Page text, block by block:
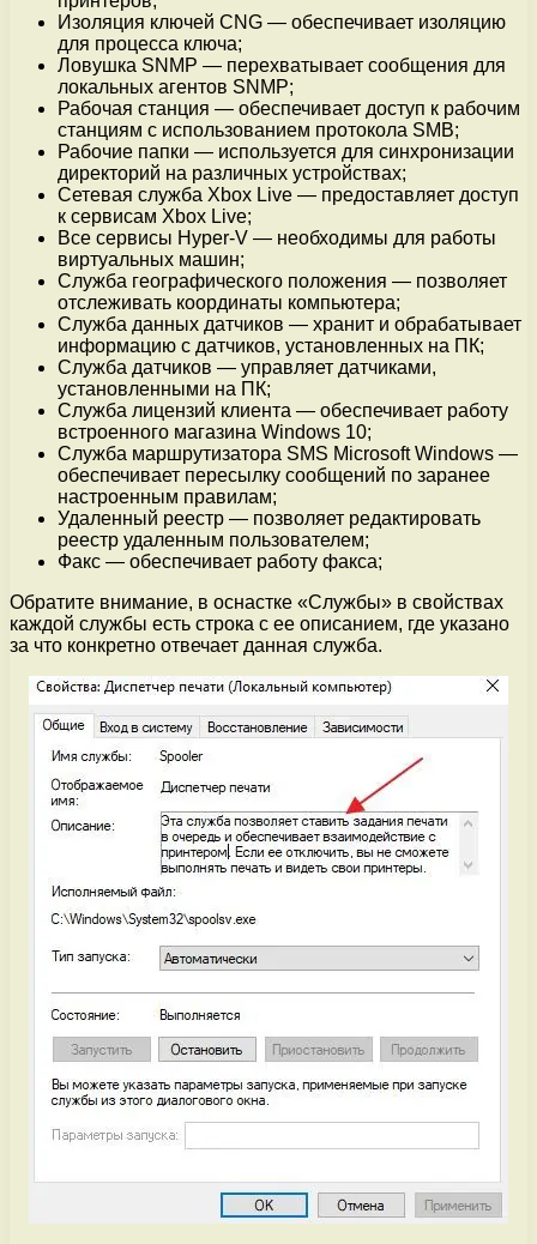
Изоляция ключей CNG — обеспечивает изоляцию
для процесса ключа;
Ловушка SNMP — перехватывает сообщения для
локальных агентов SNMP;
Рабочая станция — обеспечивает доступ к рабочим
станциям с использованием протокола SMB;
Рабочие папки — используется для синхронизации
директорий на различных устройствах;
Сетевая служба Xbox Live — предоставляет доступ
к сервисам Xbox Live;
Все сервисы Hyper-V — необходимы для работы
виртуальных машин;
Служба географического положения — позволяет
отслеживать координаты компьютера;
Служба данных датчиков — хранит и обрабатывает
информацию с датчиков, установленных на ПК;
Служба датчиков — управляет датчиками,
установленными на ПК;
Служба лицензий клиента — обеспечивает работу
встроенного магазина Windows 10;
Служба маршрутизатора SMS Microsoft Windows —
обеспечивает пересылку сообщений по заранее
настроенным правилам;
Удаленный реестр — позволяет редактировать
реестр удаленным пользователем;
Факс — обеспечивает работу факса;
Обратите внимание, в оснастке «Службы» в свойствах
каждой службы есть строка с ее описанием, где указано
за что конкретно отвечает данная служба.